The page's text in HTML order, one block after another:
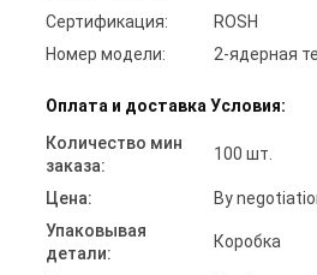
Сертификация:
ROSH
Номер модели:
2-ядерная
Оплата и доставка Условия:
Количество мин
заказа:
100 шт.
Цена:
By
Упаковывая
детали:
Коробка